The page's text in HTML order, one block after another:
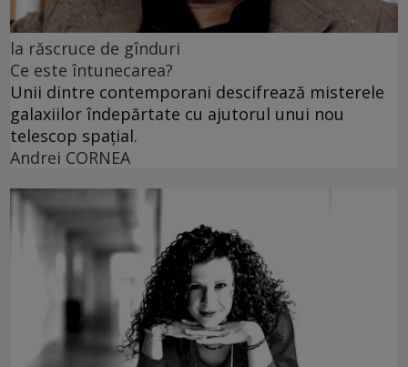
la răscruce de gînduri
Ce este întunecarea?
Unii dintre contemporani descifrează misterele
galaxiilor îndepărtate cu ajutorul unui nou
telescop spațial.
Andrei CORNEA